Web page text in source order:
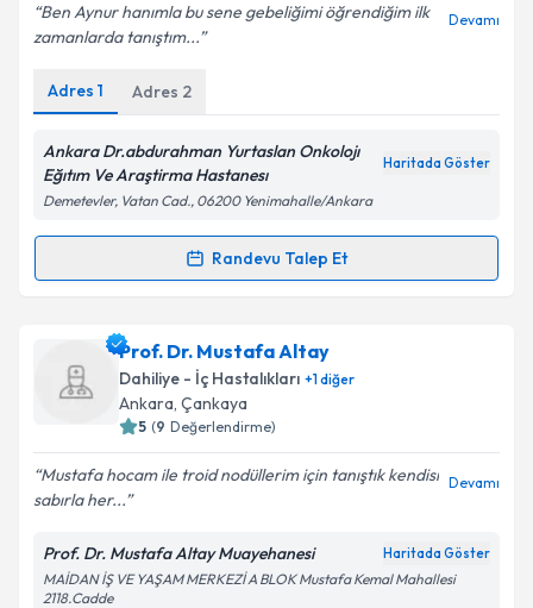
Kişisel verilerimin işlenmesine ilişkin
Metni'ni okudum ve kişisel verilerimin belirtilen
kapsamda işlenmesini kabul ediyorum.
Ben Aynur hanımla bu sene gebeliğimi öğrendiğim ilk
zamanlarda tanıştım...
Devamı
Adres 1 Adres 2
Ankara Dr.abdurahman Yurtaslan Onkolojı
Eğıtım Ve Araştirma Hastanesı
Haritada Göster
Demetevler, Vatan Cad., 06200 Yenimahalle/Ankara
Randevu Talep Et
Randevu Takvimi Talebi
Uzm. Dr. Aynur Aktaşiçin randevu takvimi talebi
oluşturun. Size bu uzmandan randevu almanız için bir
takvim hazırlandığında e-posta ile bilgilendireceğiz.
Kişisel verilerimin işlenmesine ilişkin
Aydınlatma
Metni'ni okudum ve kişisel verilerimin belirtilen
Prof. Dr. Mustafa Altay
Dahiliye - İç Hastalıkları +1diğer
Ankara, Çankaya
5 (9 Değerlendirme)
Mustafa hocam ile troid nodüllerim için tanıştık kendisi
sabırla her...
Devamı
Prof. Dr. Mustafa Altay Muayehanesi Haritada Göster
MAİDAN İŞ VE YAŞAM MERKEZİ A BLOK Mustafa Kemal Mahallesi
2118.Cadde